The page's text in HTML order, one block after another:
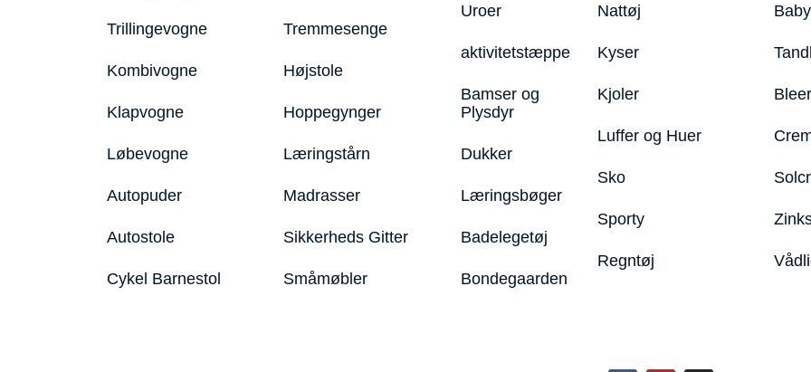
Trillingevogne
Kombivogne
Klapvogne
Løbevogne
Autopuder
Autostole
Cykel Barnestol
Tremmesenge
Højstole
Hoppegynger
Læringstårn
Madrasser
Sikkerheds Gitter
Småmøbler
Uroer
aktivitetstæppe
Bamser og
Plysdyr
Dukker
Læringsbøger
Badelegetøj
Bondegaarden
Nattøj
Kyser
Kjoler
Luffer og Huer
Sko
Sporty
Regntøj
Bleer